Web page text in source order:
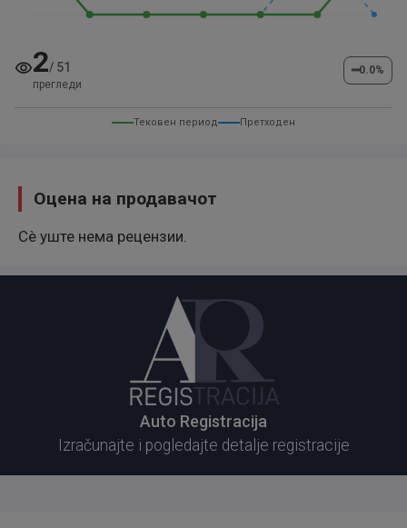
2/ 51
прегледи
━0.0%
Тековен период Претходен
Оцена на продавачот
Сè уште нема рецензии.
Auto Registracija
Izračunajte i pogledajte detalje registracije